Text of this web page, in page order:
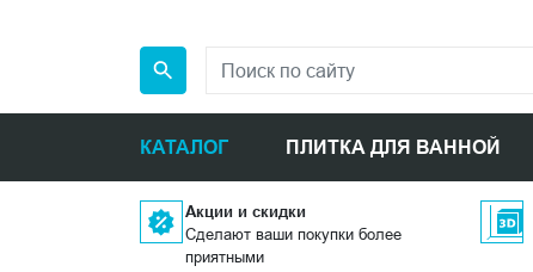
КАТАЛОГ ПЛИТКА ДЛЯ ВАННОЙ
Акции и скидки
Сделают ваши покупки более
приятными